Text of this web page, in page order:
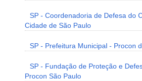
SP - Coordenadoria de Defesa do
Cidade de São Paulo
SP - Prefeitura Municipal - Procon
SP - Fundação de Proteção e
Procon São Paulo